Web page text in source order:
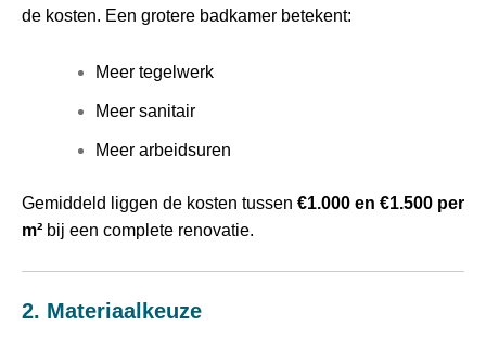
de kosten. Een grotere badkamer betekent:
Meer tegelwerk
Meer sanitair
Meer arbeidsuren
Gemiddeld liggen de kosten tussen €1.000 en €1.500 per
m² bij een complete renovatie.
2. Materiaalkeuze